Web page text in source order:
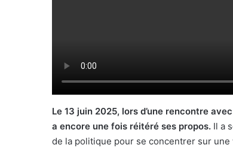
Le 13 juin 2025, lors d’une rencontre
a encore une fois réitéré ses propos. Il a
de la politique pour se concentrer sur